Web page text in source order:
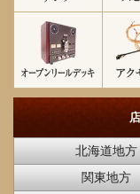
北海道地方
関東地方